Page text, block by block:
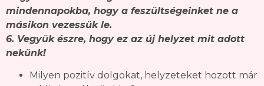
mindennapokba, hogy a feszültségeinket ne a
másikon vezessük le.
6. Vegyük észre, hogy ez az új helyzet mit adott
nekünk!
Milyen pozitív dolgokat, helyzeteket hozott már